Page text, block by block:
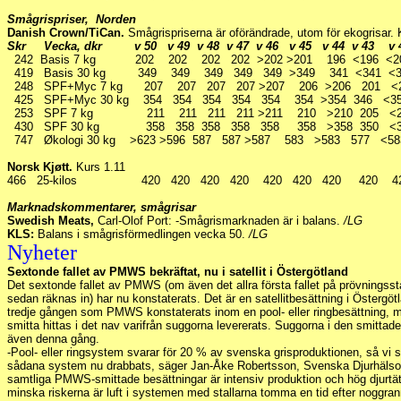
Smågrispriser, Norden
Danish Crown/TiCan. Smågrispriserna är oförändrade, utom för ekogrisar.
Skr Vecka, dkr v 50 v 49 v 48 v 47 v 46 v 45 v 44 v 43
242
Basis 7 kg 202 202 202 202 >202 >201 196 <196
419 Basis 30 kg 349 349 349 349 349 >349 341 <341
248 SPF+Myc 7 kg 207 207 207 207 >207 206 >206 201
425 SPF+Myc 30 kg 354 354 354 354 354 354 >354 346
253 SPF 7 kg 211 211 211 211 >211 210 >210 205
430 SPF 30 kg 358 358 358 358 358 358 >358 350
747 Økologi 30 kg >623 >596 587 587 >587 583 >583 577
Norsk Kjøtt. Kurs 1.11
466 25-kilos 420 420 420 420 420 420 420 420
Marknadskommentarer, smågrisar
Swedish Meats, Carl-Olof Port: -Smågrismarknaden är i balans./LG
KLS: Balans i smågrisförmedlingen vecka 50./LG
Nyheter
Sextonde fallet av PMWS bekräftat, nu i satellit i Östergötland
Det sextonde fallet av PMWS (om även det allra första fallet på
sedan räknas in) har nu konstaterats. Det är en satellitbesättning i
tredje gången som PMWS konstaterats inom en pool- eller ringbesättning,
smitta hittas i det nav varifrån suggorna levererats. Suggorna i den
även denna gång.
-Pool- eller ringsystem svarar för 20 % av svenska grisproduktionen, så vi
sådana system nu drabbats, säger Jan-Åke Robertsson, Svenska
samtliga PMWS-smittade besättningar är intensiv produktion och hög
minska riskerna är luft i systemen med stallarna tomma en tid efter